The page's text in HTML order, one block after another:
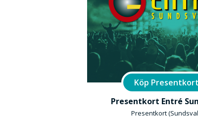
Köp Presentkort
Presentkort Entré
Presentkort